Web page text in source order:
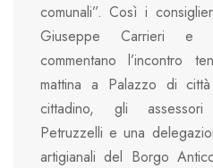
comunali”. Così i
Giuseppe Carrieri e
commentano l’incontro
mattina a Palazzo di
cittadino, gli
Petruzzelli e una
artigianali del Borgo